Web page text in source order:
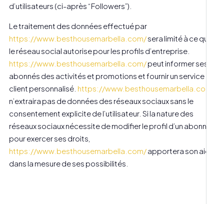
d’utilisateurs (ci-après “Followers”).
Le traitement des données effectué par
https://www.besthousemarbella.com/sera limité à ce que
le réseau social autorise pour les profils d’entreprise.
https://www.besthousemarbella.com/peut informer ses
abonnés des activités et promotions et fournir un service
client personnalisé. https://www.besthousemarbella.com/
n’extraira pas de données des réseaux sociaux sans le
consentement explicite de l’utilisateur. Si la nature des
réseaux sociaux nécessite de modifier le profil d’un abonné
pour exercer ses droits,
https://www.besthousemarbella.com/apportera son aide
dans la mesure de ses possibilités.